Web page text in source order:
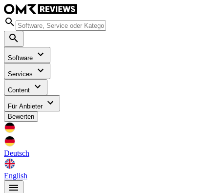
Software
Services
Content
Für Anbieter
Bewerten
Deutsch
English